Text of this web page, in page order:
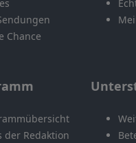
Chance
der Redaktion